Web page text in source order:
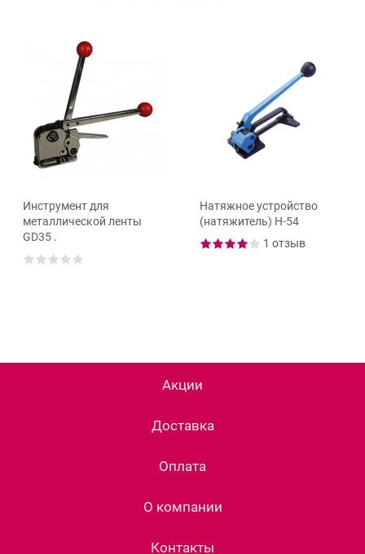
Инструмент для
металлической ленты
GD35 .
Натяжное устройство
(натяжитель) Н-54
1 отзыв
Акции
Доставка
Оплата
О компании
Контакты